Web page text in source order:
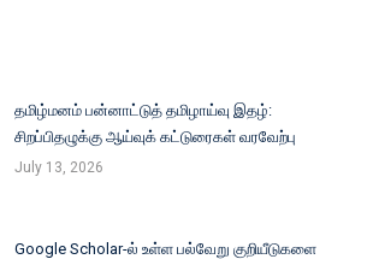
தமிழ்மனம் பன்னாட்டுத் தமிழாய்வு இதழ்:
சிறப்பிதழுக்கு ஆய்வுக் கட்டுரைகள் வரவேற்பு
July 13, 2026
Google Scholar-ல் உள்ள பல்வேறு குறியீடுகளை